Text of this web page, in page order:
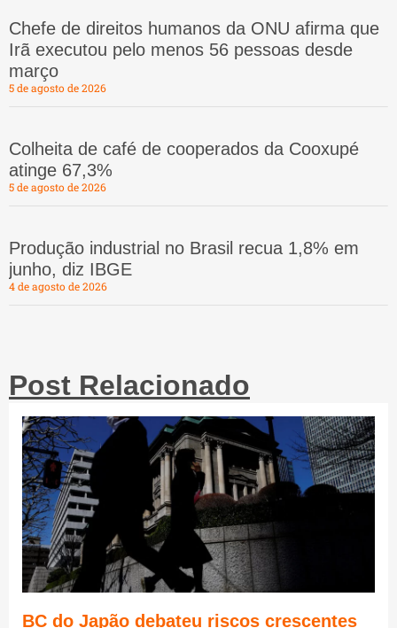
Chefe de direitos humanos da ONU afirma que
Irã executou pelo menos 56 pessoas desde
março
5 de agosto de 2026
Colheita de café de cooperados da Cooxupé
atinge 67,3%
5 de agosto de 2026
Produção industrial no Brasil recua 1,8% em
junho, diz IBGE
4 de agosto de 2026
Post Relacionado
BC do Japão debateu riscos crescentes